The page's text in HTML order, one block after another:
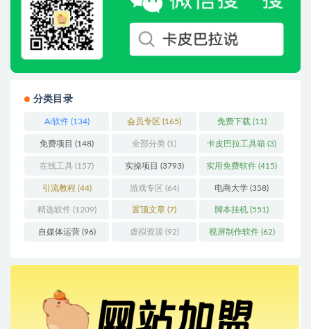
分类目录
Ai软件(134) 会员专区 (165) 免费下载 (11)
免费项目 (148) 全部分类 (1) 卡皮巴拉工具箱 (3)
在线工具 (157) 实操项目 (3793) 实用免费软件 (415)
引流教程 (44) 游戏专区 (64) 电商大学 (358)
精选软件(1209) 置顶文章 (7) 脚本挂机 (551)
自媒体运营(96) 虚拟资源 (92) 视屏制作软件(62)